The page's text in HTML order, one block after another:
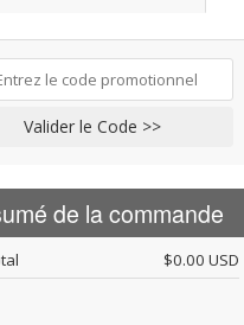
Valider le Code >>
de la commande
$0.00 USD